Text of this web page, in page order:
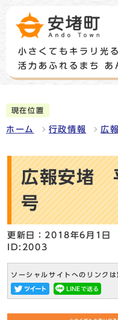
現在位置
ホーム 行政情報 広
広報安堵
号
更新日：2018年6月1日
ID:2003
ソーシャルサイトへのリンク